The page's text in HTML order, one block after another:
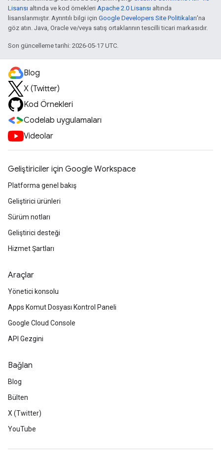
Lisansı altında ve kod örnekleri Apache 2.0 Lisansı altında
lisanslanmıştır. Ayrıntılı bilgi için Google Developers Site Politikaları'na
göz atın. Java, Oracle ve/veya satış ortaklarının tescilli ticari markasıdır.
Son güncelleme tarihi: 2026-05-17 UTC.
Blog
X (Twitter)
Kod Örnekleri
Codelab uygulamaları
Videolar
Geliştiriciler için Google Workspace
Platforma genel bakış
Geliştirici ürünleri
Sürüm notları
Geliştirici desteği
Hizmet Şartları
Araçlar
Yönetici konsolu
Apps Komut Dosyası Kontrol Paneli
Google Cloud Console
API Gezgini
Bağlan
Blog
Bülten
X (Twitter)
YouTube